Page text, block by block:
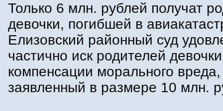
Только 6 млн. рублей получат
девочки, погибшей в
Елизовский районный суд
частично иск родителей
компенсации морального вреда,
заявленный в размере 10 млн.